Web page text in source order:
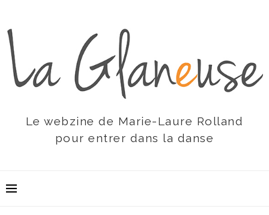
Le webzine de Marie-Laure Rolland
pour entrer dans la danse